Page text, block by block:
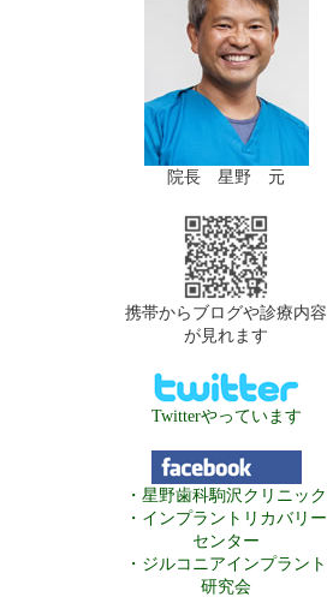
院長 星野 元
携帯からブログや診療内容
が見れます
Twitterやっています
・星野歯科駒沢クリニック
・インプラントリカバリー
センター
・ジルコニアインプラント
研究会